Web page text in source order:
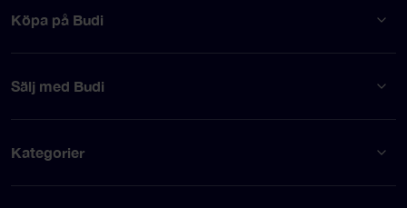
Köpa på Budi
Sälj med Budi
Kategorier